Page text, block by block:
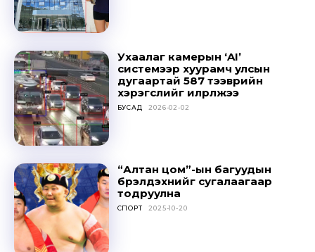
Ухаалаг камерын ‘AI’
системээр хуурамч улсын
дугаартай 587 тээврийн
хэрэгслийг илрүүлжээ
БУСАД 2026-02-02
“Алтан цом”-ын багуудын
бүрэлдэхүүнийг сугалаагаар
тодруулна
СПОРТ 2025-10-20